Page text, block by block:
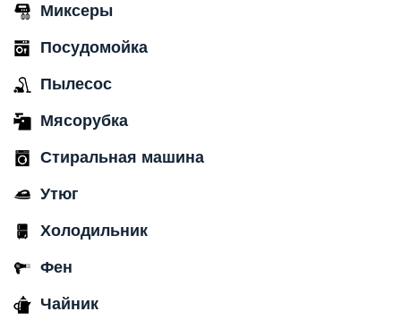
Миксеры
Посудомойка
Пылесос
Мясорубка
Стиральная машина
Утюг
Холодильник
Фен
Чайник